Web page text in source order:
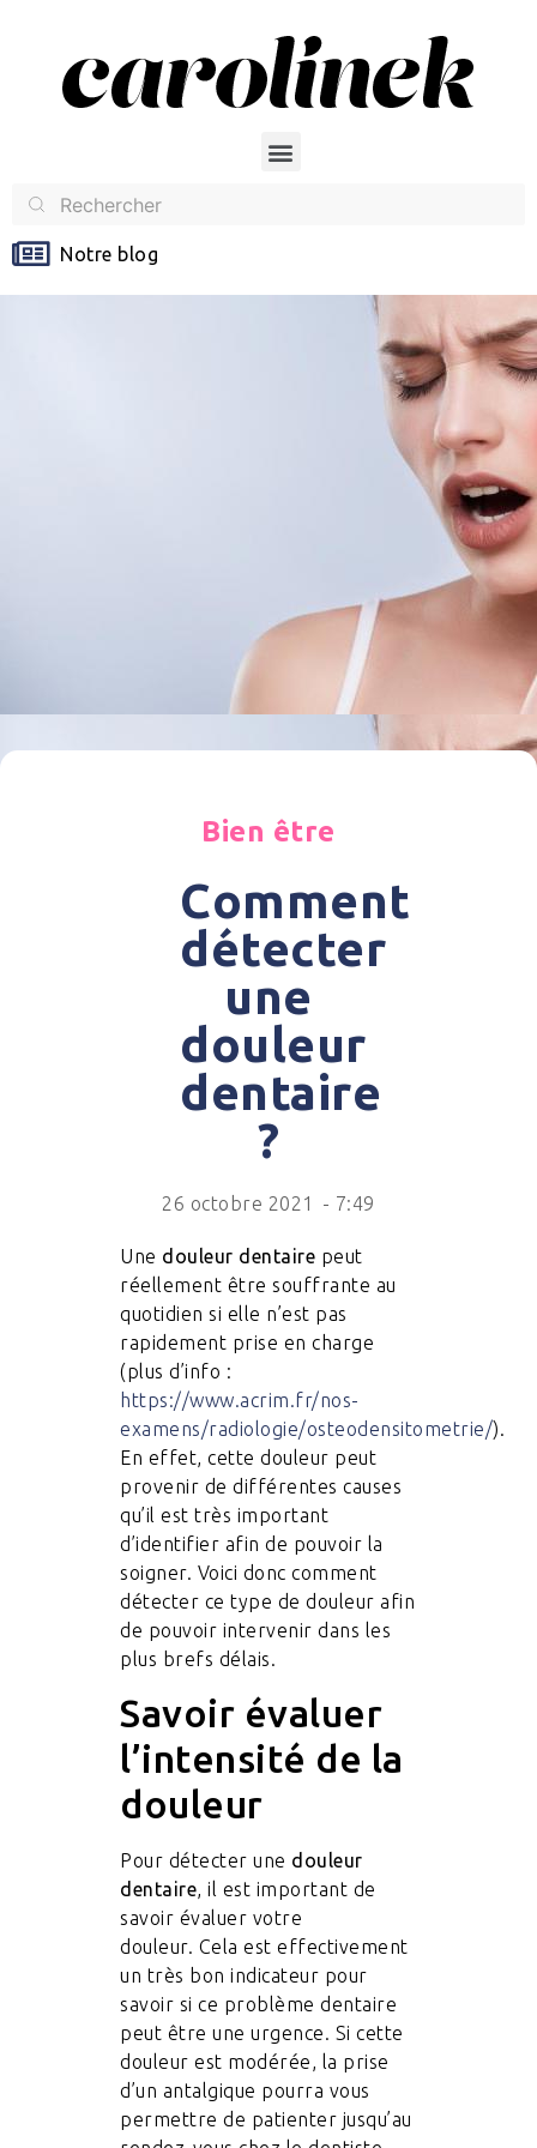
Notre blog
Bien être
Comment
détecter
une
douleur
dentaire
?
26 octobre 2021 - 7:49
Une douleur dentaire peut
réellement être souffrante au
quotidien si elle n’est pas
rapidement prise en charge
(plus d’info :
https://www.acrim.fr/nos-
examens/radiologie/osteodensitometrie/).
En effet, cette douleur peut
provenir de différentes causes
qu’il est très important
d’identifier afin de pouvoir la
soigner. Voici donc comment
détecter ce type de douleur afin
de pouvoir intervenir dans les
plus brefs délais.
Savoir évaluer
l’intensité de la
douleur
Pour détecter une douleur
dentaire, il est important de
savoir évaluer votre
douleur. Cela est effectivement
un très bon indicateur pour
savoir si ce problème dentaire
peut être une urgence. Si cette
douleur est modérée, la prise
d’un antalgique pourra vous
permettre de patienter jusqu’au